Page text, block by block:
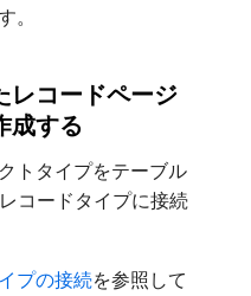
。
レコードページ
成する
トタイプをテーブル
コードタイプに接続
プの接続を参照して